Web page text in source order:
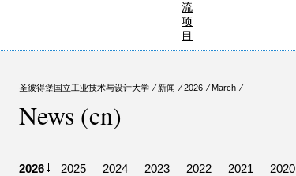
流
项
目
圣彼得堡国立工业技术与设计大学 ⁄ 新闻 ⁄2026 ⁄ March ⁄
News (cn)
2026 2025 2024 2023 2022 2021 2020